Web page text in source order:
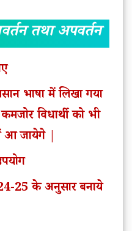
तथा अपवर्तन
भाषा में लिखा गया
विधार्थी को भी
आ जायेगे |
25 के अनुसार बनाये